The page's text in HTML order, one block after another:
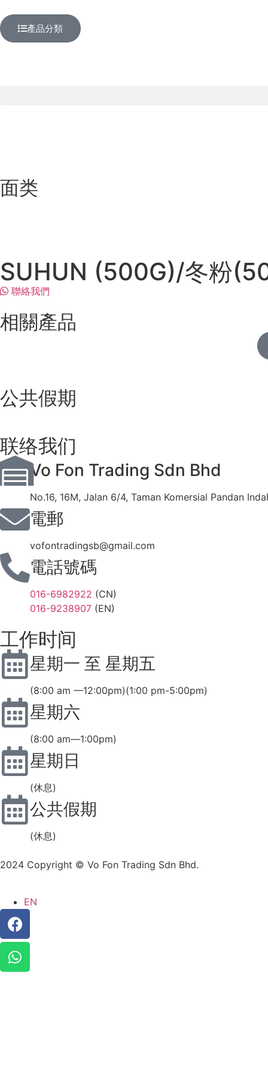
產品分類
面类
SUHUN (500G)/冬粉
聯絡我們
相關產品
公共假期
联络我们
Vo Fon Trading Sdn Bhd
No.16, 16M, Jalan 6/4, Taman Komersial Pandan
電郵
vofontradingsb@gmail.com
電話號碼
016-6982922 (CN)
016-9238907 (EN)
工作时间
星期一 至 星期五
(8:00 am —12:00pm)(1:00 pm-5:00pm)
星期六
(8:00 am—1:00pm)
星期日
(休息)
公共假期
(休息)
2024 Copyright © Vo Fon Trading Sdn Bhd.
EN